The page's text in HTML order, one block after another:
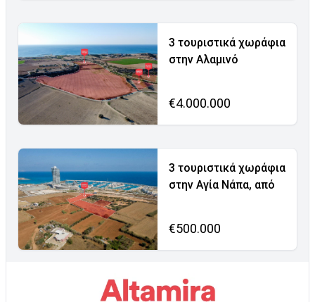
3 τουριστικά χωράφια
στην Αλαμινό
€4.000.000
3 τουριστικά χωράφια
στην Αγία Νάπα, από
€500.000